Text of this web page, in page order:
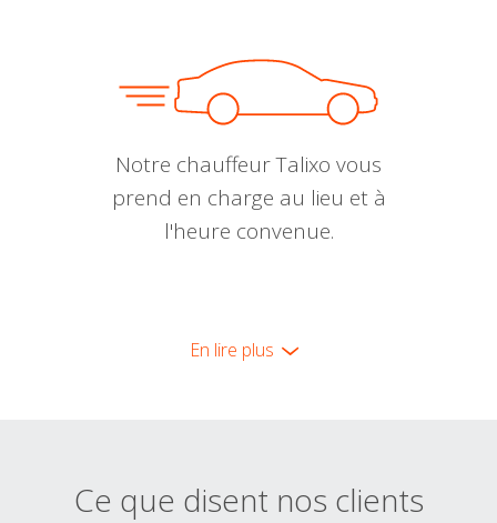
Notre chauffeur Talixo vous
prend en charge au lieu et à
l'heure convenue.
En lire plus
Ce que disent nos clients